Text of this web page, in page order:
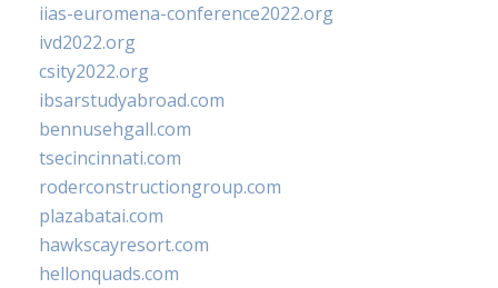
iias-euromena-conference2022.org
ivd2022.org
csity2022.org
ibsarstudyabroad.com
bennusehgall.com
tsecincinnati.com
roderconstructiongroup.com
plazabatai.com
hawkscayresort.com
hellonquads.com